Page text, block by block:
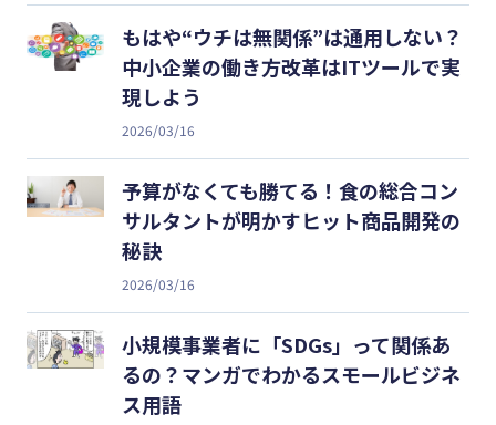
もはや“ウチは無関係”は通用しない？
中小企業の働き方改革はITツールで実
現しよう
2026/03/16
予算がなくても勝てる！食の総合コン
サルタントが明かすヒット商品開発の
秘訣
2026/03/16
小規模事業者に「SDGs」って関係あ
るの？マンガでわかるスモールビジネ
ス用語